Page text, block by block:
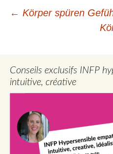
← Körper spüren
Conseils exclusifs INFP
intuitive, créative